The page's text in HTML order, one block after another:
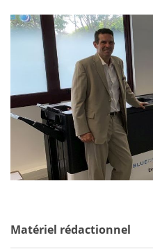
Matériel rédactionnel